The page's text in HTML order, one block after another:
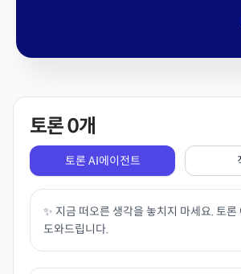
토론0개
토론 AI에이전트
✨ 지금 떠오른 생각을 놓치지 마세요. 토론
도와드립니다.